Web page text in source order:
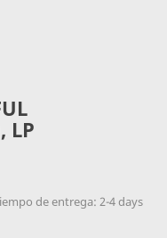
LP
de entrega: 2-4 days